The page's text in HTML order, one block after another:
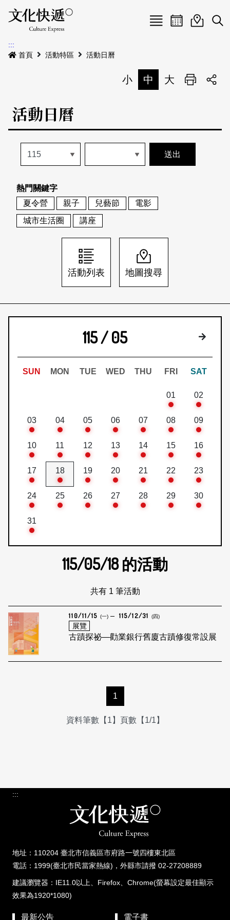
Menu
最新公告
本期專題
歷史專題
活動特區
活動列表
地圖搜尋
關於我們
關於我們
刊物索取地點
會員基本資料
刊登活動
網站導覽 English
日本語 登入/註冊
活動日曆活動地圖
展
:::
首頁
活動特區 活動日曆
小 中 大 列印
活動日曆
熱門關鍵字
夏令營
親子 兒藝節
電影
城市生活圈
講座
活動列表 地圖搜尋
115 / 05 下個月
SUN MON TUE WED THU FRI SAT
01 02
03 04 05 06 07 08 09
10 11 12 13 14 15 16
17 18 19 20 21 22 23
24 25 26 27 28 29 30
31
115/05/18的活動
共有 1 筆活動
110/11/15 (一) 115/12/31 (四)
展覽
古蹟探祕—勸業銀行舊廈古蹟修復常設展
1
資料筆數【1】頁數【1/1】
:::
地址：110204 臺北市信義區市府路一號四樓東北區
電話：1999(臺北市民當家熱線)，外縣市請撥 02-27208889
建議瀏覽器：IE11.0以上、Firefox、Chrome(螢幕設定最佳顯示
效果為1920*1080)
最新公告 電子書